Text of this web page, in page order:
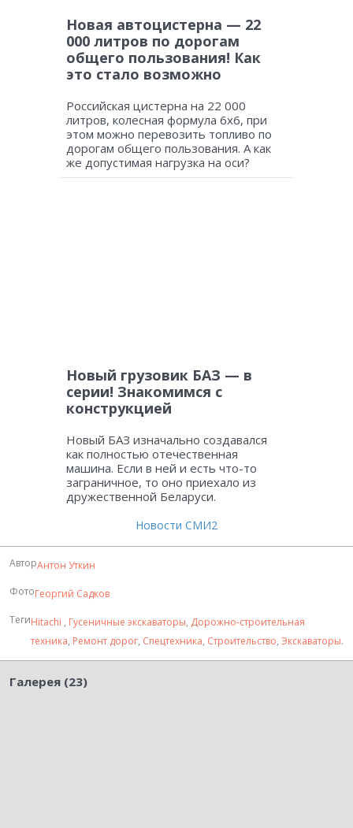
Новая автоцистерна — 22
000 литров по дорогам
общего пользования! Как
это стало возможно
Российская цистерна на 22 000
литров, колесная формула 6х6, при
этом можно перевозить топливо по
дорогам общего пользования. А как
же допустимая нагрузка на оси?
Новый грузовик БАЗ — в
серии! Знакомимся с
конструкцией
Новый БАЗ изначально создавался
как полностью отечественная
машина. Если в ней и есть что-то
заграничное, то оно приехало из
дружественной Беларуси.
Новости СМИ2
АвторАнтон Уткин
ФотоГеоргий Садков
ТегиHitachi , Гусеничные экскаваторы, Дорожно-строительная
техника, Ремонт дорог, Спецтехника, Строительство, Экскаваторы.
Галерея (23)